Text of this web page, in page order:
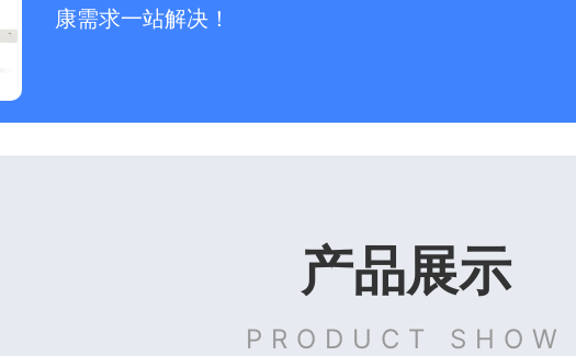
康需求一站解决！
产品展示
PRODUCT SHOW